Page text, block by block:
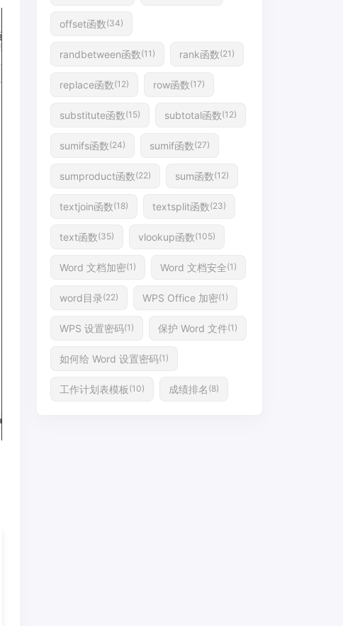
offset函数(34)
randbetween函数(11) rank函数(21)
replace函数(12) row函数(17)
substitute函数(15) subtotal函数(12)
sumifs函数(24) sumif函数(27)
sumproduct函数(22) sum函数(12)
textjoin函数(18) textsplit函数(23)
text函数(35) vlookup函数(105)
Word 文档加密(1) Word 文档安全(1)
word目录(22) WPS Office 加密(1)
WPS 设置密码(1) 保护 Word 文件(1)
如何给 Word 设置密码(1)
工作计划表模板 (10) 成绩排名 (8)